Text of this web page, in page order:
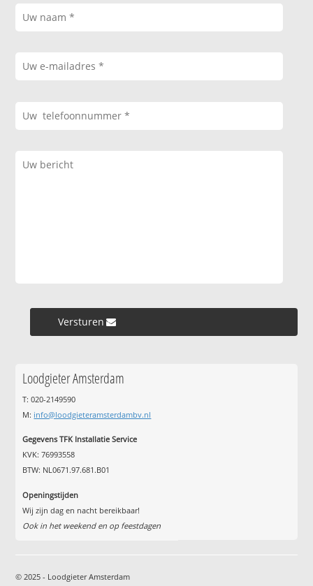
Versturen »
Loodgieter Amsterdam
T: 020-2149590
M: info@loodgieteramsterdambv.nl
Gegevens TFK Installatie Service
KVK: 76993558
BTW: NL0671.97.681.B01
Openingstijden
Wij zijn dag en nacht bereikbaar!
Ook in het weekend en op feestdagen
© 2025 - Loodgieter Amsterdam